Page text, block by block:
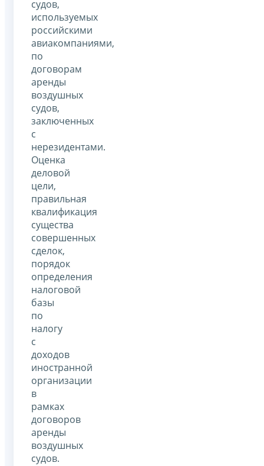
судов,
используемых
российскими
авиакомпаниями,
по
договорам
аренды
воздушных
судов,
заключенных
с
нерезидентами.
Оценка
деловой
цели,
правильная
квалификация
существа
совершенных
сделок,
порядок
определения
налоговой
базы
по
налогу
с
доходов
иностранной
организации
в
рамках
договоров
аренды
воздушных
судов.